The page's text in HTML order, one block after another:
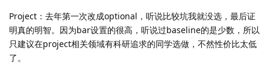
Project：去年第一次改成optional，听说比较坑我就没选，最后证
明真的明智。因为bar设置的很高，听说过baseline的是少数，所以
只建议在project相关领域有科研追求的同学选做，不然性价比太低
了。